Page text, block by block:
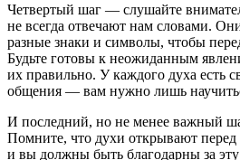
Четвертый шаг — слушайте
не всегда отвечают нам словами.
разные знаки и символы, чтобы
Будьте готовы к неожиданным
их правильно. У каждого духа есть
общения — вам нужно лишь
И последний, но не менее важный
Помните, что духи открывают перед
и вы должны быть благодарны за